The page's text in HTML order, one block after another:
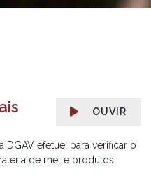
OUVIR
efetue, para verificar o
de mel e produtos